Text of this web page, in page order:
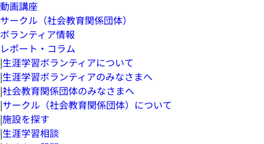
動画講座
サークル（社会教育関係団体）
ボランティア情報
レポート・コラム
|生涯学習ボランティアについて
|生涯学習ボランティアのみなさまへ
|社会教育関係団体のみなさまへ
|サークル（社会教育関係団体）について
|施設を探す
|生涯学習相談